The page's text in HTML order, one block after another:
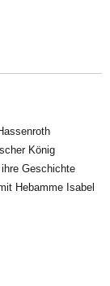
König
Geschichte
Hebamme Isabel